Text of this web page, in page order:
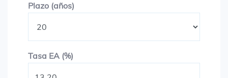
Plazo (años)
Tasa EA (%)